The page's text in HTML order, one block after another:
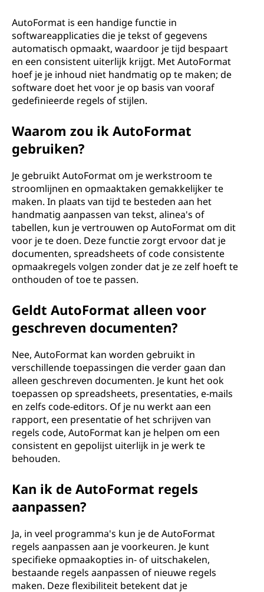
AutoFormat is een handige functie in
softwareapplicaties die je tekst of gegevens
automatisch opmaakt, waardoor je tijd bespaart
en een consistent uiterlijk krijgt. Met AutoFormat
hoef je je inhoud niet handmatig op te maken; de
software doet het voor je op basis van vooraf
gedefinieerde regels of stijlen.
Waarom zou ik AutoFormat
gebruiken?
Je gebruikt AutoFormat om je werkstroom te
stroomlijnen en opmaaktaken gemakkelijker te
maken. In plaats van tijd te besteden aan het
handmatig aanpassen van tekst, alinea's of
tabellen, kun je vertrouwen op AutoFormat om dit
voor je te doen. Deze functie zorgt ervoor dat je
documenten, spreadsheets of code consistente
opmaakregels volgen zonder dat je ze zelf hoeft te
onthouden of toe te passen.
Geldt AutoFormat alleen voor
geschreven documenten?
Nee, AutoFormat kan worden gebruikt in
verschillende toepassingen die verder gaan dan
alleen geschreven documenten. Je kunt het ook
toepassen op spreadsheets, presentaties, e-mails
en zelfs code-editors. Of je nu werkt aan een
rapport, een presentatie of het schrijven van
regels code, AutoFormat kan je helpen om een
consistent en gepolijst uiterlijk in je werk te
behouden.
Kan ik de AutoFormat regels
aanpassen?
Ja, in veel programma's kun je de AutoFormat
regels aanpassen aan je voorkeuren. Je kunt
specifieke opmaakopties in- of uitschakelen,
bestaande regels aanpassen of nieuwe regels
maken. Deze flexibiliteit betekent dat je